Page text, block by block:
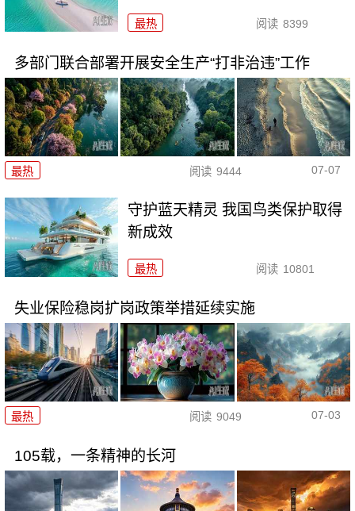
最热 阅读 8399
多部门联合部署开展安全生产“打非治违”工作
最热 阅读 9444 07-07
守护蓝天精灵 我国鸟类保护取得
新成效
最热 阅读 10801
失业保险稳岗扩岗政策举措延续实施
最热 阅读 9049 07-03
105载，一条精神的长河